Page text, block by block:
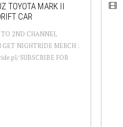
TOYOTA MARK II
CAR
TO 2ND CHANNEL
GET NIGHTRIDE MERCH :
SUBSCRIBE FOR